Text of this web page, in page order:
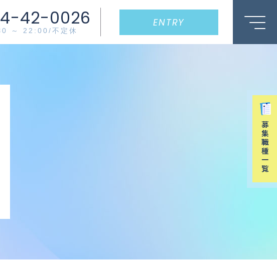
42-0026
～ 22:00/不定休
ENTRY